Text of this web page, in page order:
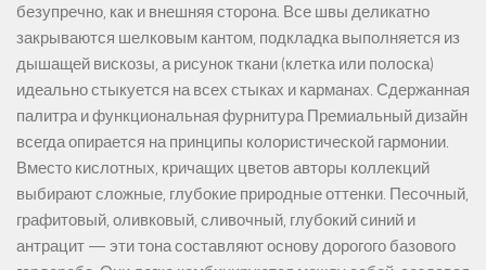
безупречно, как и внешняя сторона. Все швы деликатно
закрываются шелковым кантом, подкладка выполняется из
дышащей вискозы, а рисунок ткани (клетка или полоска)
идеально стыкуется на всех стыках и карманах. Сдержанная
палитра и функциональная фурнитура Премиальный дизайн
всегда опирается на принципы колористической гармонии.
Вместо кислотных, кричащих цветов авторы коллекций
выбирают сложные, глубокие природные оттенки. Песочный,
графитовый, оливковый, сливочный, глубокий синий и
антрацит — эти тона составляют основу дорогого базового